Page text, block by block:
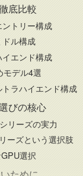
底比較
トリー構成
ル構成
エンド構成
モデル4選
ラハイエンド構成
びの核心
リーズの実力
ーズという選択肢
選択